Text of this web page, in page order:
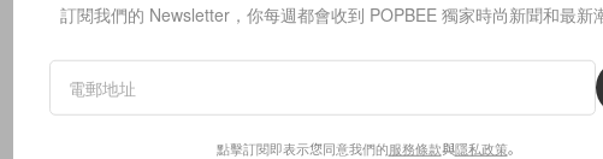
訂閱我們的 Newsletter，你每週都會收到 POPBEE 獨家時尚新聞和最新
點擊訂閱即表示您同意我們的服務條款與隱私政策。